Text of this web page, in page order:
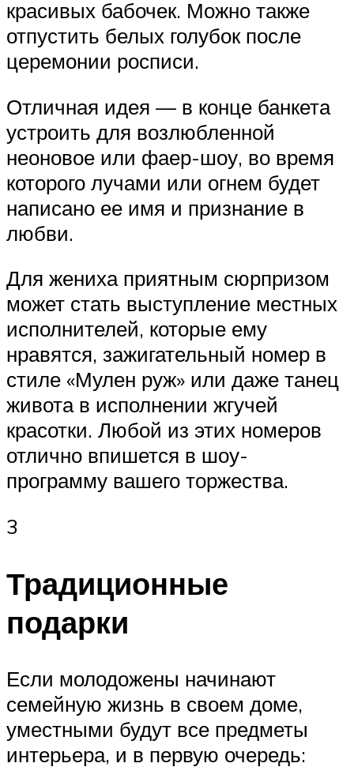
красивых бабочек. Можно также
отпустить белых голубок после
церемонии росписи.
Отличная идея — в конце банкета
устроить для возлюбленной
неоновое или фаер-шоу, во время
которого лучами или огнем будет
написано ее имя и признание в
любви.
Для жениха приятным сюрпризом
может стать выступление местных
исполнителей, которые ему
нравятся, зажигательный номер в
стиле «Мулен руж» или даже танец
живота в исполнении жгучей
красотки. Любой из этих номеров
отлично впишется в шоу-
программу вашего торжества.
3
Традиционные
подарки
Если молодожены начинают
семейную жизнь в своем доме,
уместными будут все предметы
интерьера, и в первую очередь: